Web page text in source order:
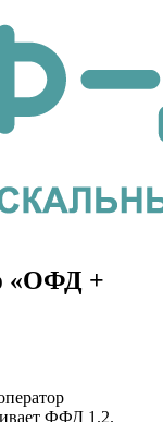
«ОФД +
ФФД 1.2.